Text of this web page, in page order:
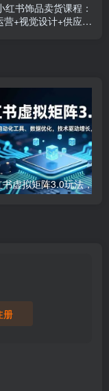
红书饰品卖货课程：
营+视觉设计+供应链
册